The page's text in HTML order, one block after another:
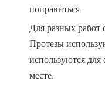
поправиться.
Для разных работ
Протезы
используются
месте.